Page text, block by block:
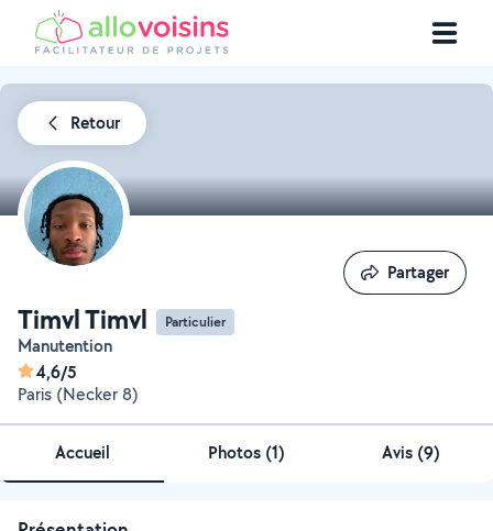
Retour
Timvl Timvl Particulier
Manutention
4,6/5
Paris (Necker 8)
Partager
Partager
Accueil Photos (1) Avis (9)